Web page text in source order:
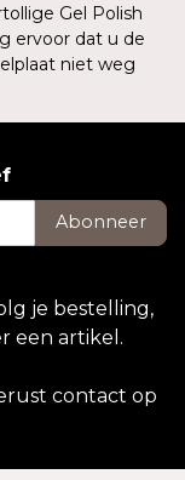
Gel Polish
ervoor dat u de
niet weg
Abonneer
je bestelling,
een artikel.
contact op